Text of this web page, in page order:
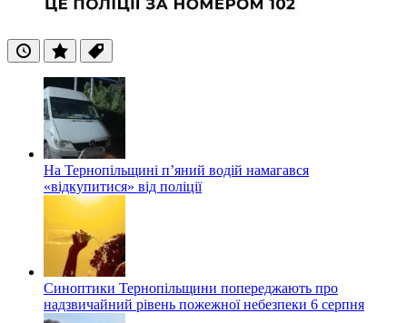
ОстанніПопулярні
Теги
На Тернопільщині п’яний водій намагався
«відкупитися» від поліції
Синоптики Тернопільщини попереджають про
надзвичайний рівень пожежної небезпеки 6 серпня